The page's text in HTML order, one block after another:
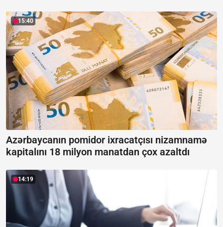
15:40
Azərbaycanın pomidor ixracatçısı nizamnamə
kapitalını 18 milyon manatdan çox azaltdı
14:19